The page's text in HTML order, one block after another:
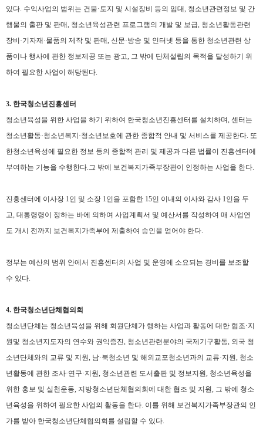
있다. 수익사업의 범위는 건물·토지 및 시설장비 등의 임대, 청소년관련정보 및 간
행물의 출판 및 판매, 청소년육성관련 프로그램의 개발 및 보급, 청소년활동관련
장비·기자재·물품의 제작 및 판매, 신문·방송 및 인터넷 등을 통한 청소년관련 상
품이나 행사에 관한 정보제공 또는 광고, 그 밖에 단체설립의 목적을 달성하기 위
하여 필요한 사업이 해당된다.
3. 한국청소년진흥센터
청소년육성을 위한 사업을 하기 위하여 한국청소년진흥센터를 설치하며, 센터는
청소년활동·청소년복지·청소년보호에 관한 종합적 안내 및 서비스를 제공한다. 또
한청소년육성에 필요한 정보 등의 종합적 관리 및 제공과 다른 법률이 진흥센터에
부여하는 기능을 수행한다.그 밖에 보건복지가족부장관이 인정하는 사업을 한다.
진흥센터에 이사장 1인 및 소장 1인을 포함한 15인 이내의 이사와 감사 1인을 두
고, 대통령령이 정하는 바에 의하여 사업계획서 및 예산서를 작성하여 매 사업연
도 개시 전까지 보건복지가족부에 제출하여 승인을 얻어야 한다.
정부는 예산의 범위 안에서 진흥센터의 사업 및 운영에 소요되는 경비를 보조할
수 있다.
4. 한국청소년단체협의회
청소년단체는 청소년육성을 위해 회원단체가 행하는 사업과 활동에 대한 협조·지
원및 청소년지도자의 연수와 권익증진, 청소년관련분야의 국제기구활동, 외국 청
소년단체와의 교류 및 지원, 남·북청소년 및 해외교포청소년과의 교류·지원, 청소
년활동에 관한 조사·연구·지원, 청소년관련 도서출판 및 정보지원, 청소년육성을
위한 홍보 및 실천운동, 지방청소년단체협의회에 대한 협조 및 지원, 그 밖에 청소
년육성을 위하여 필요한 사업의 활동을 한다. 이를 위해 보건복지가족부장관의 인
가를 받아 한국청소년단체협의회를 설립할 수 있다.